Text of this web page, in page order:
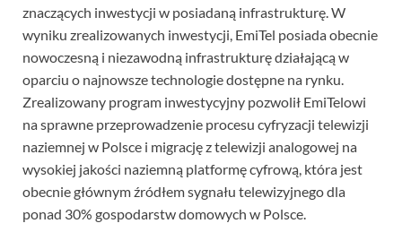
znaczących inwestycji w posiadaną infrastrukturę. W
wyniku zrealizowanych inwestycji, EmiTel posiada obecnie
nowoczesną i niezawodną infrastrukturę działającą w
oparciu o najnowsze technologie dostępne na rynku.
Zrealizowany program inwestycyjny pozwolił EmiTelowi
na sprawne przeprowadzenie procesu cyfryzacji telewizji
naziemnej w Polsce i migrację z telewizji analogowej na
wysokiej jakości naziemną platformę cyfrową, która jest
obecnie głównym źródłem sygnału telewizyjnego dla
ponad 30% gospodarstw domowych w Polsce.